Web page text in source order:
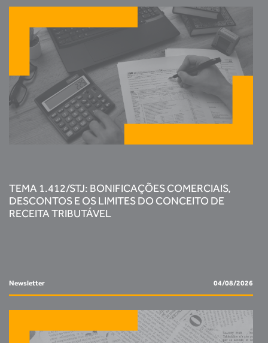
TEMA 1.412/STJ: BONIFICAÇÕES COMERCIAIS,
DESCONTOS E OS LIMITES DO CONCEITO DE
RECEITA TRIBUTÁVEL
Newsletter 04/08/2026